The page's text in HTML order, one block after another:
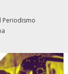
Periodismo